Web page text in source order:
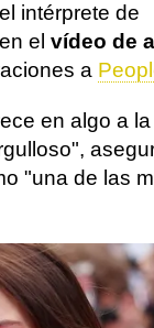
intérprete de
el vídeo de
a
en algo a
"una de las